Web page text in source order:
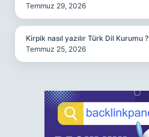
Temmuz 29, 2026
Kirpik nasıl yazılır Türk Dil Kurumu ?
Temmuz 25, 2026